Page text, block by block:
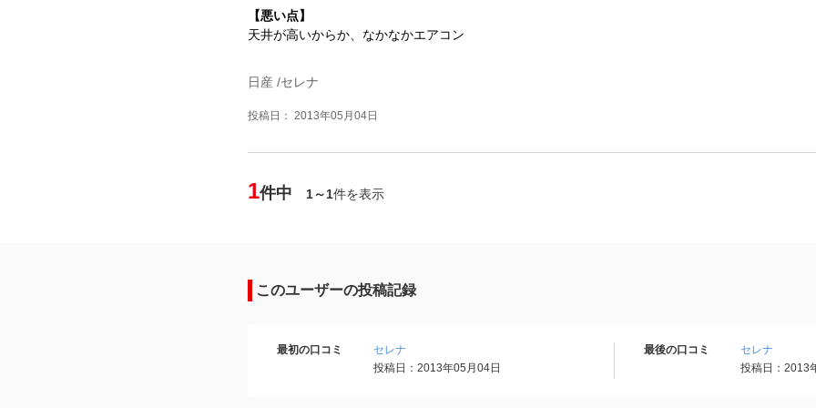
【悪い点】
天井が高いからか、なかなかエアコン
日産 /セレナ
投稿日： 2013年05月04日
1件中 1～1件を表示
このユーザーの投稿記録
最初の口コミ
セレナ
投稿日：2013年05月04日
最後の口コミ
セレナ
投稿日：2013